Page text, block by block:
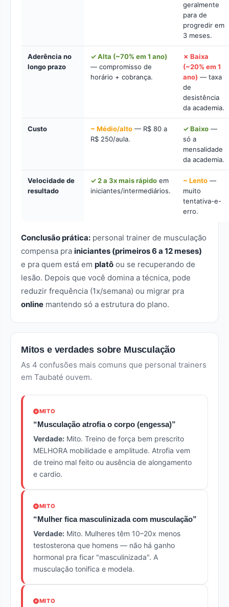
geralmente
para de
progredir em
3 meses.
Aderência no
longo prazo
✓ Alta (~70% em 1 ano)
— compromisso de
horário + cobrança.
✗ Baixa
(~20% em 1
ano) — taxa
de
desistência
da academia.
Custo ~ Médio/alto — R$ 80 a
R$ 250/aula.
✓ Baixo —
só a
mensalidade
da academia.
Velocidade de
resultado
✓ 2 a 3x mais rápido em
iniciantes/intermediários.
~ Lento —
muito
tentativa-e-
erro.
Conclusão prática: personal trainer de musculação
compensa pra iniciantes (primeiros 6 a 12 meses)
e pra quem está em platô ou se recuperando de
lesão. Depois que você domina a técnica, pode
reduzir frequência (1x/semana) ou migrar pra
online mantendo só a estrutura do plano.
Mitos e verdades sobre Musculação
As 4 confusões mais comuns que personal trainers
em Taubaté ouvem.
MITO
“Musculação atrofia o corpo (engessa)”
Verdade: Mito. Treino de força bem prescrito
MELHORA mobilidade e amplitude. Atrofia vem
de treino mal feito ou ausência de alongamento
e cardio.
MITO
“Mulher fica masculinizada com musculação”
Verdade: Mito. Mulheres têm 10–20x menos
testosterona que homens — não há ganho
hormonal pra ficar "masculinizada". A
musculação tonifica e modela.
MITO